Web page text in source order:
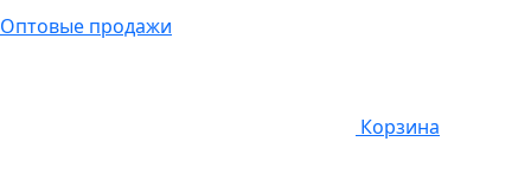
Оптовые продажи
Корзина